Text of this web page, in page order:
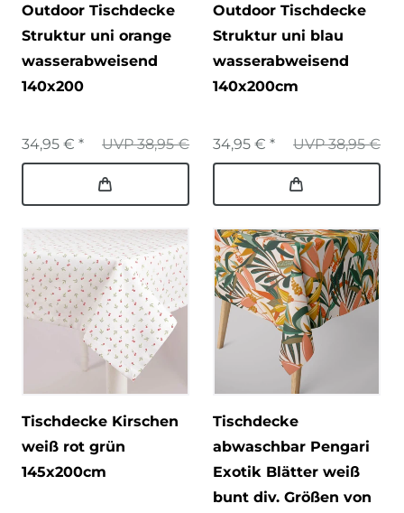
Outdoor Tischdecke
Struktur uni orange
wasserabweisend
140x200
UVP 38,95 €
34,95 € *
Outdoor Tischdecke
Struktur uni blau
wasserabweisend
140x200cm
UVP 38,95 €
34,95 € *
Tischdecke Kirschen
weiß rot grün
145x200cm
Tischdecke
abwaschbar Pengari
Exotik Blätter weiß
bunt div. Größen von